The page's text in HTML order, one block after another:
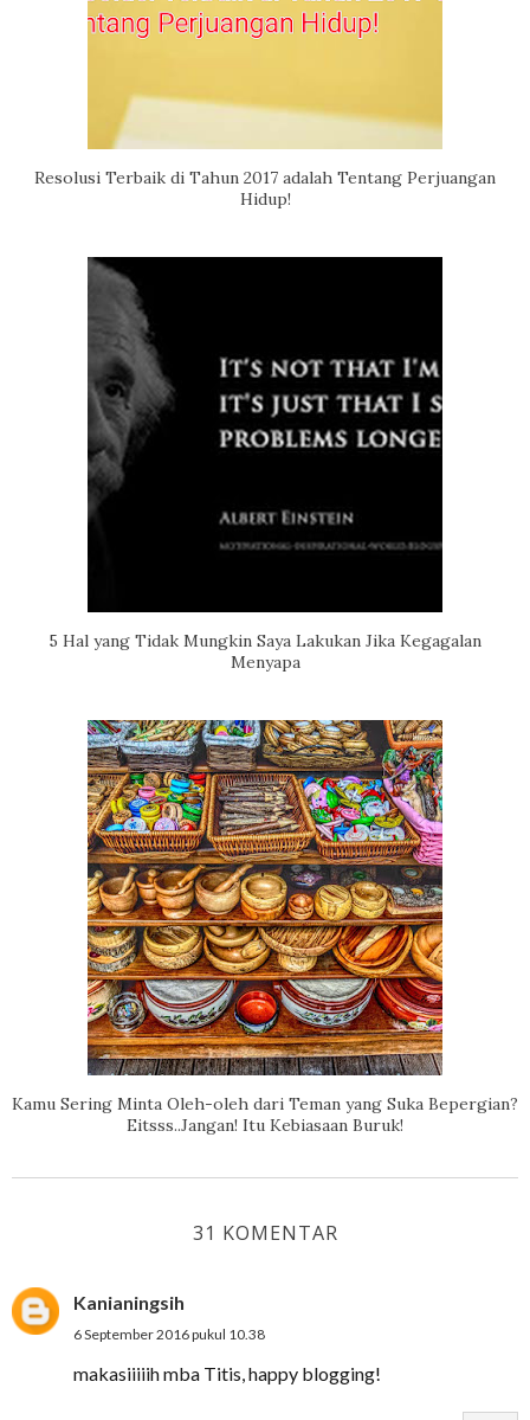
Resolusi Terbaik di Tahun 2017 adalah Tentang Perjuangan
Hidup!
5 Hal yang Tidak Mungkin Saya Lakukan Jika Kegagalan
Menyapa
Kamu Sering Minta Oleh-oleh dari Teman yang Suka Bepergian?
Eitsss..Jangan! Itu Kebiasaan Buruk!
31 KOMENTAR
Kanianingsih
6 September 2016 pukul 10.38
makasiiiiih mba Titis, happy blogging!